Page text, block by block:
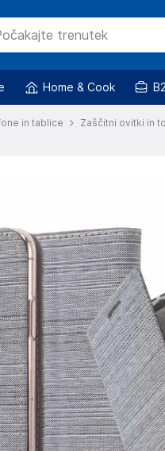
Home & Cook
in tablice Zaščitni ovitki in